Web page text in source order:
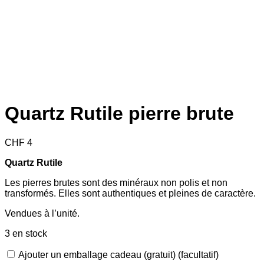
Quartz Rutile pierre brute
CHF 4
Quartz Rutile
Les pierres brutes sont des minéraux non polis et non
transformés. Elles sont authentiques et pleines de caractère.
Vendues à l’unité.
3 en stock
Ajouter un emballage cadeau (gratuit) (facultatif)